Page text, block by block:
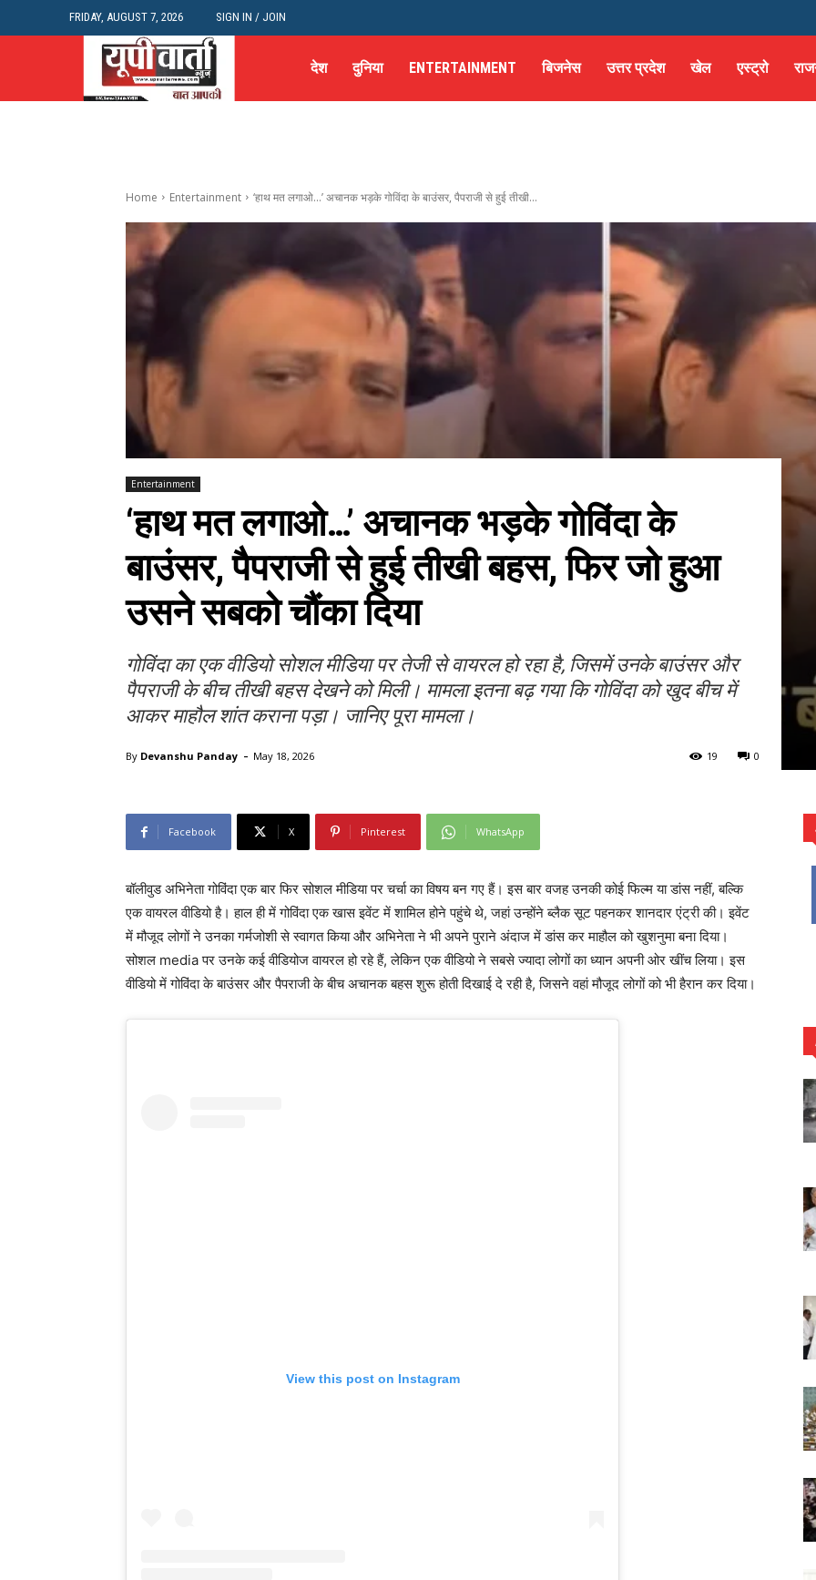
FRIDAY, AUGUST 7, 2026 SIGN IN / JOIN
देश दुनिया ENTERTAINMENT बिजनेस उत्तर प्रदेश खेल एस्ट्रो
Home Entertainment ‘हाथ मत लगाओ...’ अचानक भड़के गोविंदा के बाउंसर, पैपराजी से हुई तीखी...
Entertainment
‘हाथ मत लगाओ…’ अचानक भड़के गोविंदा के
बाउंसर, पैपराजी से हुई तीखी बहस, फिर जो हुआ
उसने सबको चौंका दिया
गोविंदा का एक वीडियो सोशल मीडिया पर तेजी से वायरल हो रहा है, जिसमें उनके बाउंसर और
पैपराजी के बीच तीखी बहस देखने को मिली। मामला इतना बढ़ गया कि गोविंदा को खुद बीच में
आकर माहौल शांत कराना पड़ा। जानिए पूरा मामला।
By Devanshu Panday - May 18, 2026 0
19
Facebook X Pinterest WhatsApp
बॉलीवुड अभिनेता गोविंदा एक बार फिर सोशल मीडिया पर चर्चा का विषय बन गए हैं। इस बार वजह उनकी कोई फिल्म या डांस नहीं, बल्कि
एक वायरल वीडियो है। हाल ही में गोविंदा एक खास इवेंट में शामिल होने पहुंचे थे, जहां उन्होंने ब्लैक सूट पहनकर शानदार एंट्री की। इवेंट
में मौजूद लोगों ने उनका गर्मजोशी से स्वागत किया और अभिनेता ने भी अपने पुराने अंदाज में डांस कर माहौल को खुशनुमा बना दिया।
सोशल media पर उनके कई वीडियोज वायरल हो रहे हैं, लेकिन एक वीडियो ने सबसे ज्यादा लोगों का ध्यान अपनी ओर खींच लिया। इस
वीडियो में गोविंदा के बाउंसर और पैपराजी के बीच अचानक बहस शुरू होती दिखाई दे रही है, जिसने वहां मौजूद लोगों को भी हैरान कर दिया।
View this post on Instagram